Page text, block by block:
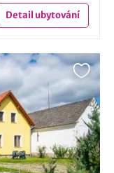
Detailubytování